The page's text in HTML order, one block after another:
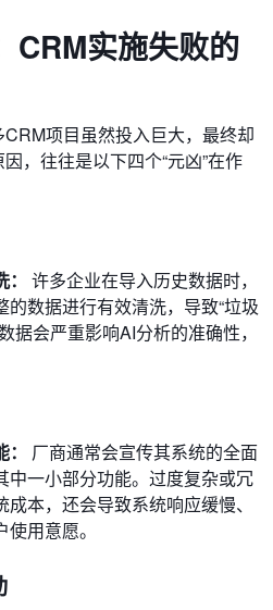
CRM实施失败的
项目虽然投入巨大，最终却
，往往是以下四个“元凶”在作
许多企业在导入历史数据时，
数据进行有效清洗，导致“垃圾
据会严重影响AI分析的准确性，
厂商通常会宣传其系统的全面
中一小部分功能。过度复杂或冗
本，还会导致系统响应缓慢、
用意愿。